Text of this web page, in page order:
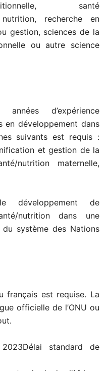
santé
recherche en
gestion, sciences de la
ou autre science
d’expérience
en développement dans
suivants est requis :
et gestion de la
nutrition maternelle,
développement de
nutrition dans une
système des Nations
français est requise. La
officielle de l’ONU ou
standard de